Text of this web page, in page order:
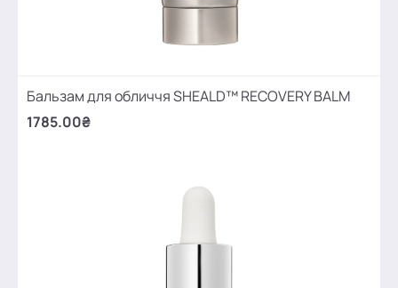
Бальзам для обличчя SHEALD™ RECOVERY BALM
1785.00₴